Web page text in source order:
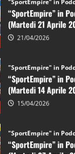
“SportEmpire” in
(Martedi 21 Aprile
“SportEmpire” in
(Martedi 14 Aprile
“SportEmpire” in
(Martedi 07 Aprile